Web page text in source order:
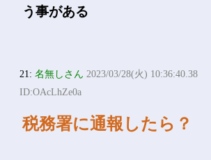
う事がある
21:名無しさん 2023/03/28(火) 10:36:40.38
ID:OAcLhZe0a
税務署に通報したら？